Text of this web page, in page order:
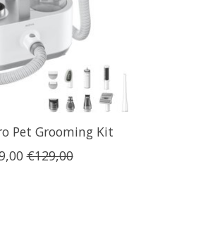
Pet Grooming Kit
€129,00